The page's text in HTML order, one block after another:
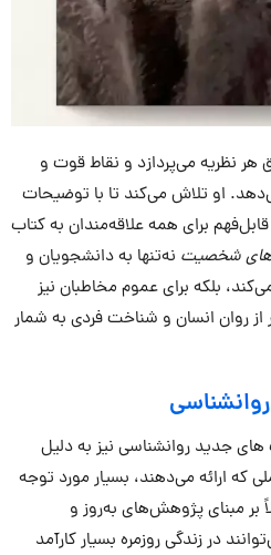
هر نظریه می‌پردازد و نقاط قوت و
او تلاش می‌کند تا با توضیحات
قابل‌فهم برای همه علاقه‌مندان به کتاب
شخصیت نه‌تنها به دانشجویان و
بلکه برای عموم مخاطبان نیز
از روان انسان و شناخت فردی به شمار
جدید روانشناسی نیز به دلیل
که ارائه می‌دهند، بسیار مورد توجه
بر مبنای پژوهش‌های به‌روز و
در زندگی روزمره بسیار کارآمد